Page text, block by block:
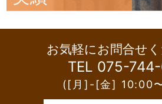
お気軽にお問合せ
TEL 075-
([月]-[金] 10:00